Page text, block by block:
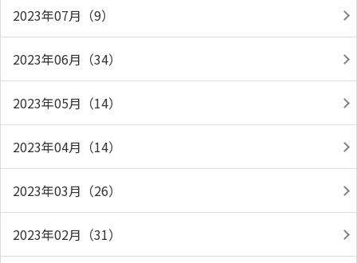
2023年07月（9）
2023年06月（34）
2023年05月（14）
2023年04月（14）
2023年03月（26）
2023年02月（31）